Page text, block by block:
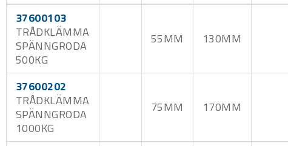
37600103
TRÅDKLÄMMA
SPÄNNGRODA
500KG
55MM 130MM
37600202
TRÅDKLÄMMA
SPÄNNGRODA
1000KG
75MM 170MM